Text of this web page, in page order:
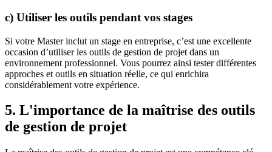
c) Utiliser les outils pendant vos stages
Si votre Master inclut un stage en entreprise, c’est une excellente
occasion d’utiliser les outils de gestion de projet dans un
environnement professionnel. Vous pourrez ainsi tester différentes
approches et outils en situation réelle, ce qui enrichira
considérablement votre expérience.
5. L'importance de la maîtrise des outils
de gestion de projet